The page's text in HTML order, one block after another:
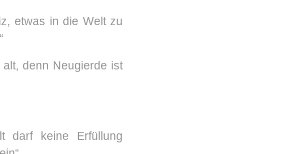
etwas in die Welt zu
denn Neugierde ist
darf keine Erfüllung